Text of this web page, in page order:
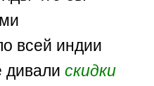
всей индии
дивалискидки